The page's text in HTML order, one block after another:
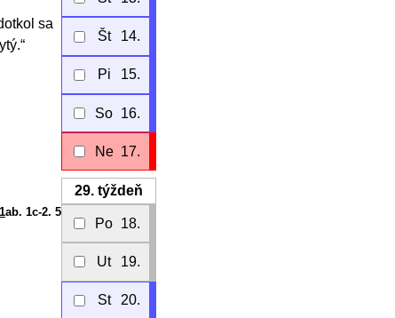
sa
ab. 1c-2. 5
Št 14.
Pi 15.
So 16.
Ne 17.
29.týždeň
Po 18.
Ut 19.
St 20.